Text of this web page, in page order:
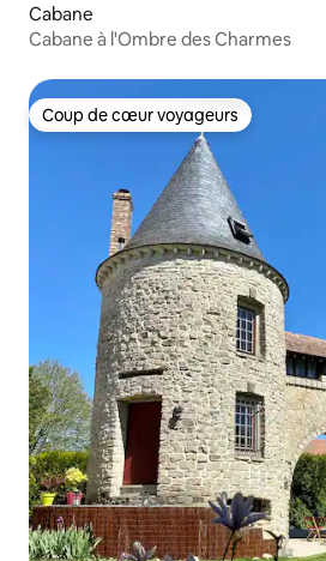
Cabane
Cabane à l'Ombre des Charmes
Coup de cœur voyageurs
Coup de cœur voyageurs